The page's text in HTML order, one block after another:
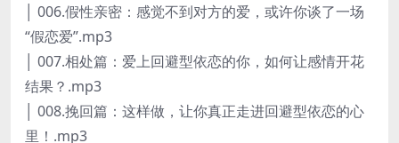
│ 006.假性亲密：感觉不到对方的爱，或许你谈了一场
“假恋爱”.mp3
│ 007.相处篇：爱上回避型依恋的你，如何让感情开花
结果？.mp3
│ 008.挽回篇：这样做，让你真正走进回避型依恋的心
里！.mp3